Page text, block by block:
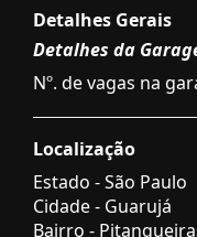
Detalhes Gerais
Detalhes da
Nº. de vagas na
Localização
Estado -São Paulo
Cidade - Guarujá
Bairro -